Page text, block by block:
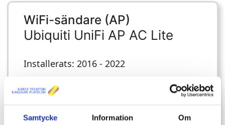
Samtycke Information Om
WiFi-sändare (AP)
Ubiquiti UniFi AP AC Lite
Installerats: 2016 - 2022